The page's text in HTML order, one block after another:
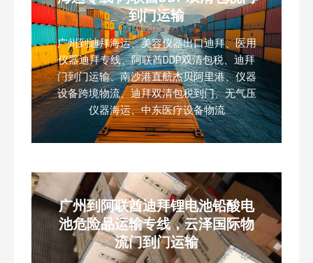
到门运输
广州到迪拜海运、美容仪器出口迪拜、医用
仪器迪拜专线、阿联酋DDP双清包税、迪拜
门到门运输、南沙港直航杰贝阿里港、仪器
设备跨境物流、迪拜双清包税到门、无气压
仪器海运、中东医疗设备物流
广州到阿联酋迪拜锂电池铅酸电
池危险品运输专线，云泽国际物
流门到门运输